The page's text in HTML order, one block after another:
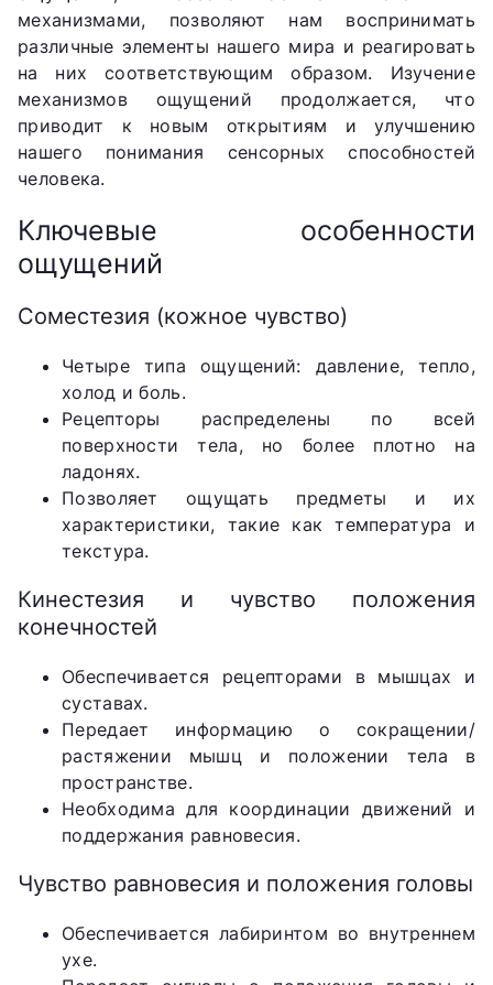
механизмами, позволяют нам воспринимать
различные элементы нашего мира и реагировать
на них соответствующим образом. Изучение
механизмов ощущений продолжается, что
приводит к новым открытиям и улучшению
нашего понимания сенсорных способностей
человека.
Ключевые особенности
ощущений
Соместезия (кожное чувство)
Четыре типа ощущений: давление, тепло,
холод и боль.
Рецепторы распределены по всей
поверхности тела, но более плотно на
ладонях.
Позволяет ощущать предметы и их
характеристики, такие как температура и
текстура.
Кинестезия и чувство положения
конечностей
Обеспечивается рецепторами в мышцах и
суставах.
Передает информацию о сокращении/
растяжении мышц и положении тела в
пространстве.
Необходима для координации движений и
поддержания равновесия.
Чувство равновесия и положения головы
Обеспечивается лабиринтом во внутреннем
ухе.